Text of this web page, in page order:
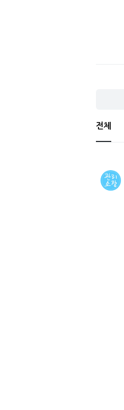
전체